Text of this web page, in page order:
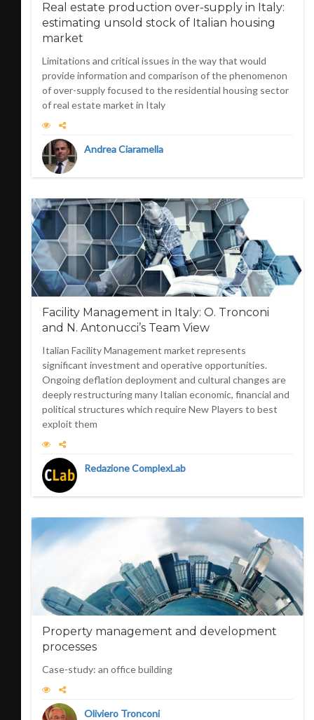
Real estate production over-supply in Italy:
estimating unsold stock of Italian housing
market
Limitations and critical issues in the way that would
provide information and comparison of the phenomenon
of over-supply focused to the residential housing sector
of real estate market in Italy
Andrea Ciaramella
Facility Management in Italy: O. Tronconi
and N. Antonucci’s Team View
Italian Facility Management market represents
significant investment and operative opportunities.
Ongoing deflation deployment and cultural changes are
deeply restructuring many Italian economic, financial and
political structures which require New Players to best
exploit them
Redazione ComplexLab
Property management and development
processes
Case-study: an office building
Oliviero Tronconi